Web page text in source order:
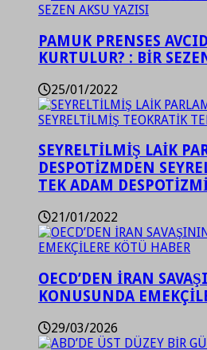
PAMUK PRENSES
KURTULUR? : BİR
25/01/2022
SEYRELTİLMİŞ LAİK
DESPOTİZMDEN
TEK ADAM
21/01/2022
OECD’DEN İRAN
KONUSUNDA
29/03/2026